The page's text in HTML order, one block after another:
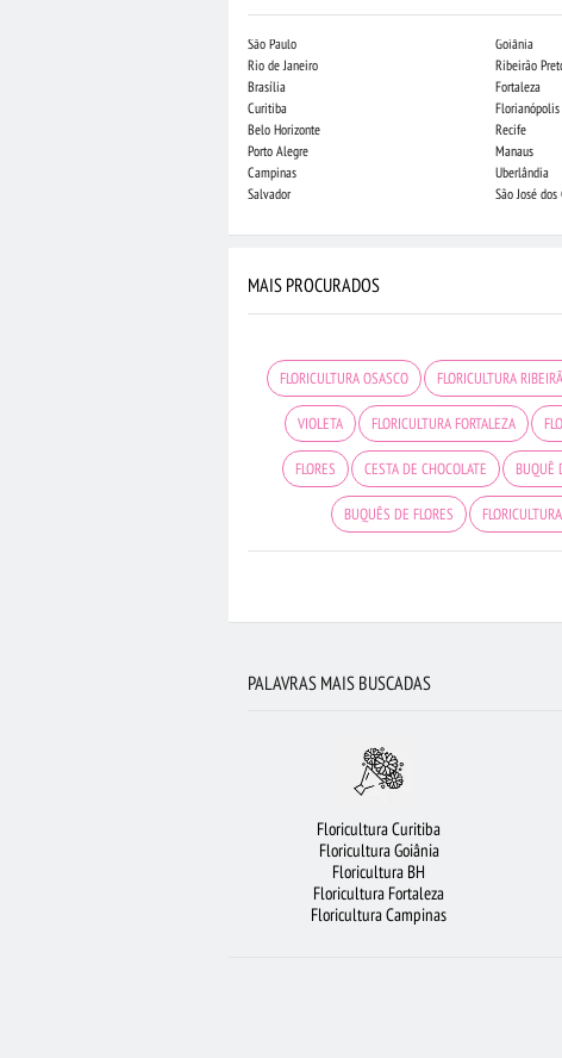
São Paulo
Rio de Janeiro
Brasília
Curitiba
Belo Horizonte
Porto Alegre
Campinas
Salvador
Goiânia
Ribeirão
Fortaleza
Florianópolis
Recife
Manaus
Uberlândia
São José dos
MAIS PROCURADOS
FLORICULTURA OSASCO FLORICULTURA
VIOLETA FLORICULTURA FORTALEZA
FLORES CESTA DE CHOCOLATE BUQUÊ
BUQUÊS DE FLORES
ROSAS VERMELHAS ORQUÍDEAS
BUQUÊ DE 20 ROSAS VERMELHAS
CESTA DE CAFÉ DA MANHÃ
PALAVRAS MAIS BUSCADAS
Floricultura Curitiba
Floricultura Goiânia
Floricultura BH
Floricultura Fortaleza
Floricultura Campinas